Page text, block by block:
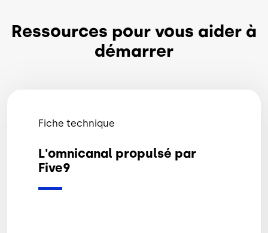
Ressources pour vous aider à
démarrer
Fiche technique
L'omnicanal propulsé par
Five9